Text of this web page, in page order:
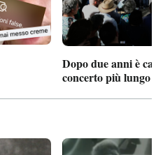
Dopo due anni è
concerto più lungo